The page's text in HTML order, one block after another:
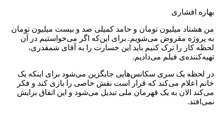
بهاره افشاری
من هشتاد میلیون تومان و حامد کمیلی صد و بیست میلیون تومان
به پروژه مقروض می‌شویم. برای این‌که اگر می‌خواستیم در آن
لحظه کار را ترک کنیم باید این خسارت را به آقای شمقدری،
تهیه‌کننده‌ی فیلم می‌دادیم.
در لحظه یک سری سکانس‌هایی جایگزین می‌شود برای اینکه یک
خانم اعلام می‌کند که قرار است نقش خاصی را بازی کند و فکر
می‌کند الان به یک قهرمان ملی تبدیل می‌شود و این اتفاق برایش
نمی‌افتد.